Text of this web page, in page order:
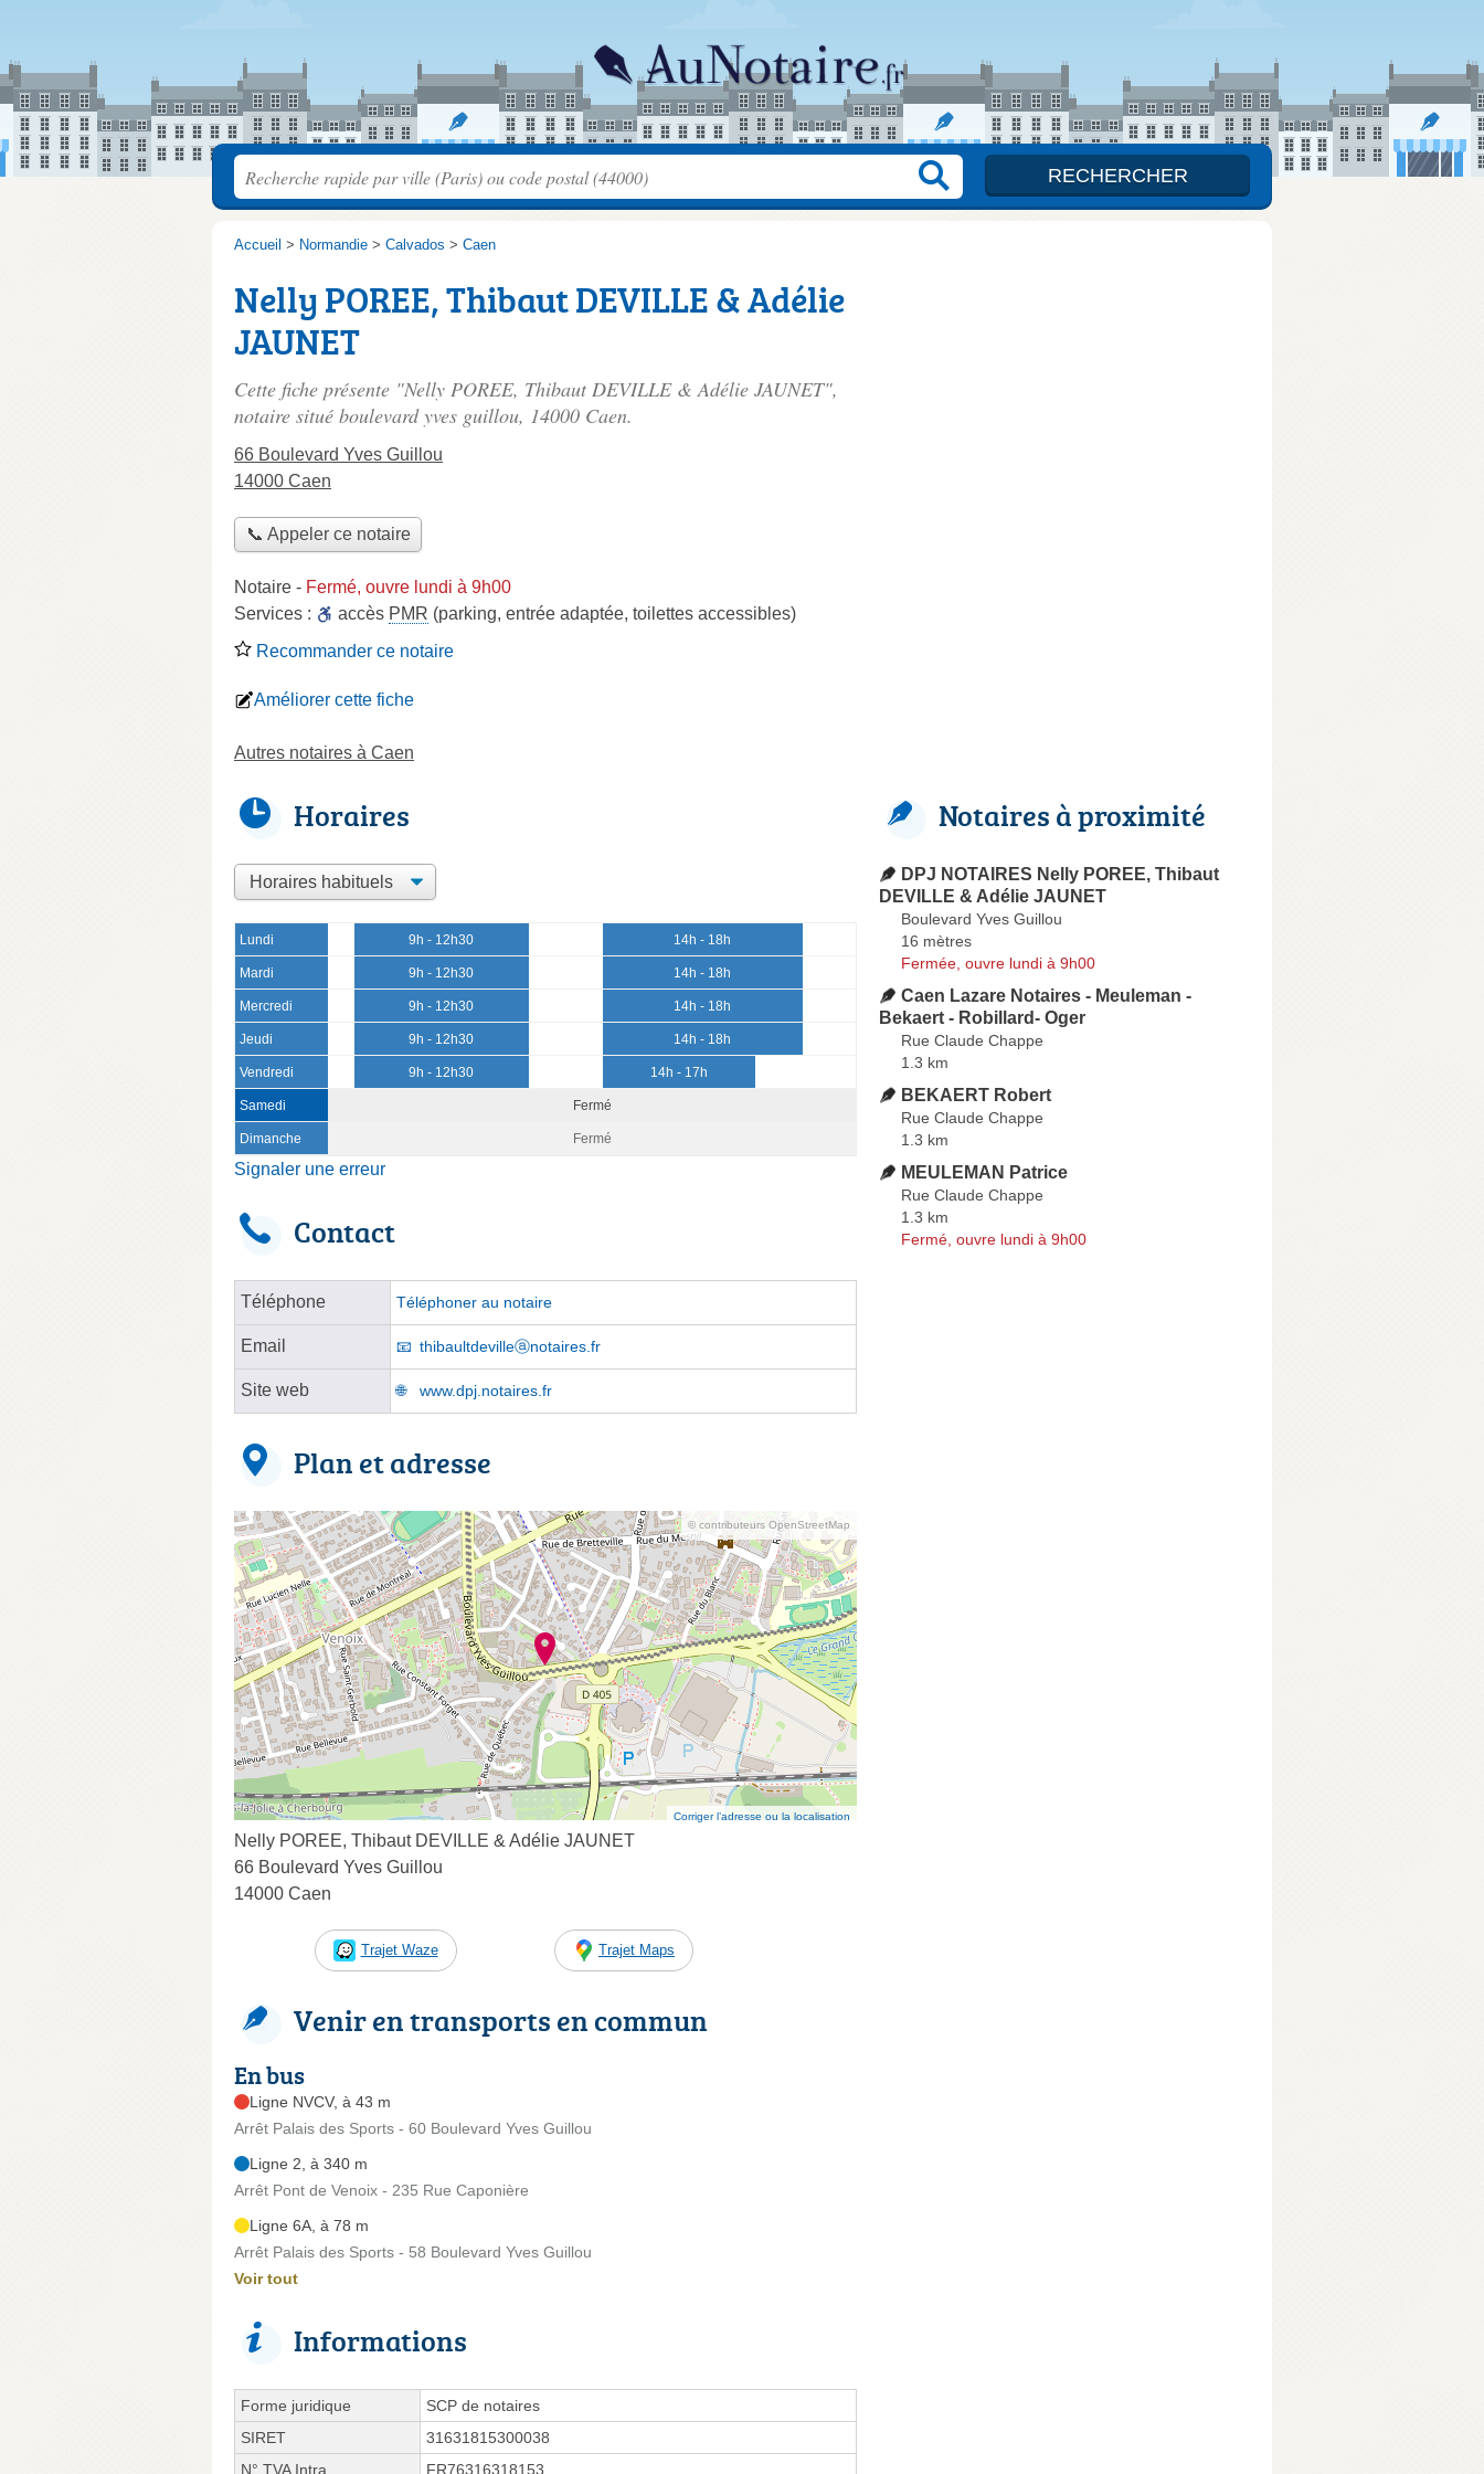
Accueil > Normandie > Calvados > Caen
Nelly POREE, Thibaut DEVILLE & Adélie
JAUNET
Cette fiche présente "Nelly POREE, Thibaut DEVILLE & Adélie JAUNET",
notaire situé boulevard yves guillou, 14000 Caen.
66 Boulevard Yves Guillou
14000 Caen
📞 Appeler ce notaire
Notaire - Fermé, ouvre lundi à 9h00
Services :
accès PMR (parking, entrée adaptée, toilettes accessibles)
Recommander ce notaire
Améliorer cette fiche
Autres notaires à Caen
Horaires
Lundi 9h - 12h30 14h - 18h
Mardi 9h - 12h30 14h - 18h
Mercredi 9h - 12h30 14h - 18h
Jeudi 9h - 12h30 14h - 18h
Vendredi 9h - 12h30 14h - 17h
Samedi Fermé
Dimanche Fermé
Signaler une erreur
Contact
Téléphone Téléphoner au notaire
Email thibaultdevilleⓐnotaires.fr
Site web www.dpj.notaires.fr
Plan et adresse
© contributeurs OpenStreetMap
Corriger l’adresse ou la localisation
Nelly POREE, Thibaut DEVILLE & Adélie JAUNET
66 Boulevard Yves Guillou
14000 Caen
Trajet Waze Trajet Maps
Venir en transports en commun
En bus
Ligne NVCV, à 43 m
Arrêt Palais des Sports - 60 Boulevard Yves Guillou
Ligne 2, à 340 m
Arrêt Pont de Venoix - 235 Rue Caponière
Ligne 6A, à 78 m
Arrêt Palais des Sports - 58 Boulevard Yves Guillou
Voir tout
Informations
Forme juridique
SCP de notaires
SIRET
31631815300038
N° TVA Intra.
FR76316318153
Notaires à proximité
DPJ NOTAIRES Nelly POREE, Thibaut
DEVILLE & Adélie JAUNET
Boulevard Yves Guillou
16 mètres
Fermée, ouvre lundi à 9h00
Caen Lazare Notaires - Meuleman -
Bekaert - Robillard- Oger
Rue Claude Chappe
1.3 km
BEKAERT Robert
Rue Claude Chappe
1.3 km
MEULEMAN Patrice
Rue Claude Chappe
1.3 km
Fermé, ouvre lundi à 9h00